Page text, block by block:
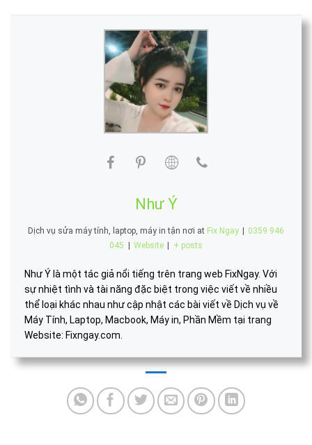
Như Ý
Dịch vụ sửa máy tính, laptop, máy in tận nơi at Fix Ngay
0359 946
045
Website + posts
Như Ý là một tác giả nổi tiếng trên trang web FixNgay. Với
sự nhiệt tình và tài năng đặc biệt trong việc viết về nhiều
thể loại khác nhau như cập nhật các bài viết về Dịch vụ về
Máy Tính, Laptop, Macbook, Máy in, Phần Mềm tại trang
Website: Fixngay.com.